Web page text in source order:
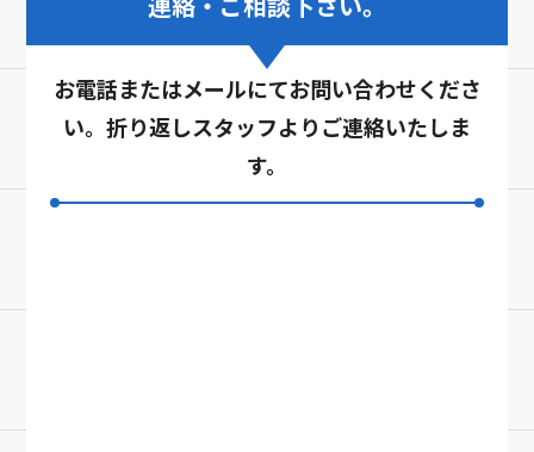
お電話またはメールにてお問い合わせくださ
い。折り返しスタッフよりご連絡いたしま
す。